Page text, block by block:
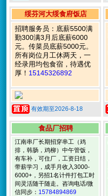
绥芬河大绥食府饭店
招聘服务员：底薪5500满
勤300满3月后底薪6000
元。传菜员底薪5000元。
所有岗位月工休两天，一
经录用均包食宿，待遇优
厚！ 15145326892
有效期至2026-8-18
食品厂招聘
江南串厂长期招穿串工（鸡
排，韩肠，鸡柳）中午管饭，
有车补，可住厂，工资日结，
带薪学习，成手月收入3000-
6000+，另招1名计件打包工时
间灵活随干随走。咨询电话/微
信同步： 15784894869